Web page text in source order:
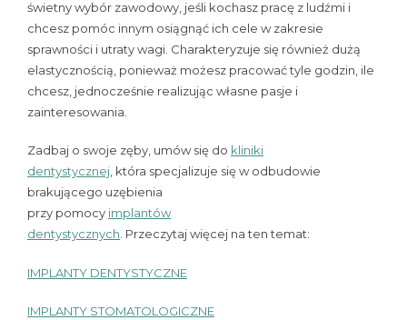
świetny wybór zawodowy, jeśli kochasz pracę z ludźmi i
chcesz pomóc innym osiągnąć ich cele w zakresie
sprawności i utraty wagi. Charakteryzuje się również dużą
elastycznością, ponieważ możesz pracować tyle godzin, ile
chcesz, jednocześnie realizując własne pasje i
zainteresowania.
Zadbaj o swoje zęby, umów się do kliniki
dentystycznej, która specjalizuje się w odbudowie
brakującego uzębienia
przy pomocy implantów
dentystycznych. Przeczytaj więcej na ten temat:
IMPLANTY DENTYSTYCZNE
IMPLANTY STOMATOLOGICZNE